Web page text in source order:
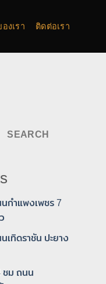
งเรา ติดต่อเรา
SEARCH
กำแพงเพชร 7
เทิดราชัน ปะยาง
ชม ถนน